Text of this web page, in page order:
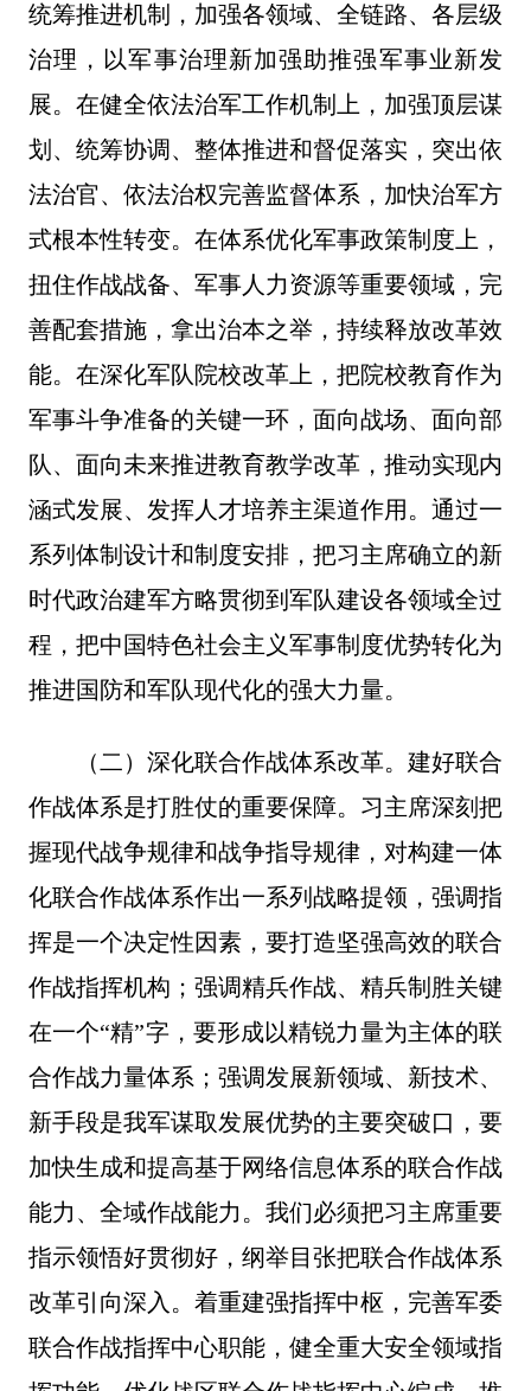
统筹推进机制，加强各领域、全链路、各层级
治理，以军事治理新加强助推强军事业新发
展。在健全依法治军工作机制上，加强顶层谋
划、统筹协调、整体推进和督促落实，突出依
法治官、依法治权完善监督体系，加快治军方
式根本性转变。在体系优化军事政策制度上，
扭住作战战备、军事人力资源等重要领域，完
善配套措施，拿出治本之举，持续释放改革效
能。在深化军队院校改革上，把院校教育作为
军事斗争准备的关键一环，面向战场、面向部
队、面向未来推进教育教学改革，推动实现内
涵式发展、发挥人才培养主渠道作用。通过一
系列体制设计和制度安排，把习主席确立的新
时代政治建军方略贯彻到军队建设各领域全过
程，把中国特色社会主义军事制度优势转化为
推进国防和军队现代化的强大力量。
（二）深化联合作战体系改革。建好联合
作战体系是打胜仗的重要保障。习主席深刻把
握现代战争规律和战争指导规律，对构建一体
化联合作战体系作出一系列战略提领，强调指
挥是一个决定性因素，要打造坚强高效的联合
作战指挥机构；强调精兵作战、精兵制胜关键
在一个“精”字，要形成以精锐力量为主体的联
合作战力量体系；强调发展新领域、新技术、
新手段是我军谋取发展优势的主要突破口，要
加快生成和提高基于网络信息体系的联合作战
能力、全域作战能力。我们必须把习主席重要
指示领悟好贯彻好，纲举目张把联合作战体系
改革引向深入。着重建强指挥中枢，完善军委
联合作战指挥中心职能，健全重大安全领域指